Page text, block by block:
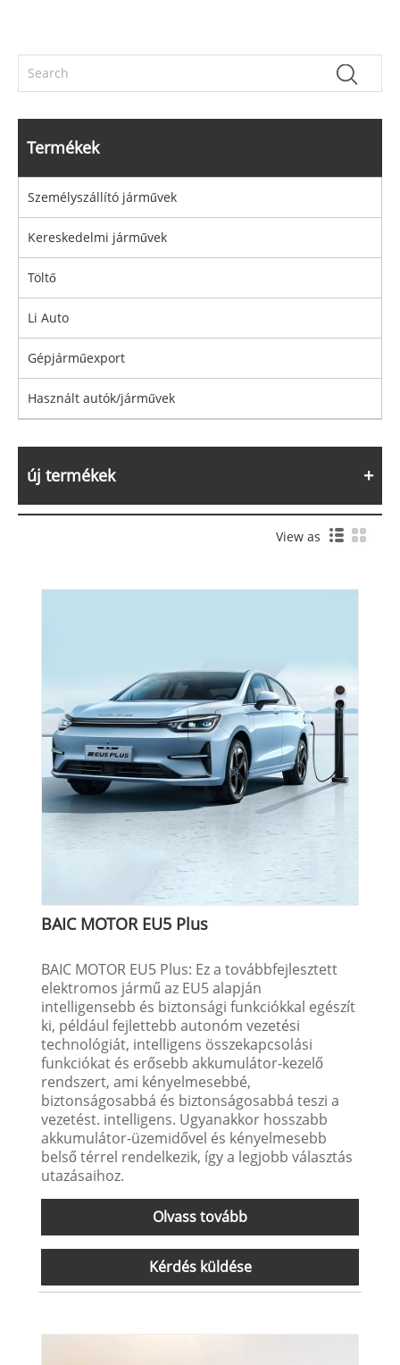
Termékek
Személyszállító járművek
Kereskedelmi járművek
Töltő
Li Auto
Gépjárműexport
Használt autók/járművek
új termékek
View as
BAIC MOTOR EU5 Plus
BAIC MOTOR EU5 Plus: Ez a továbbfejlesztett
elektromos jármű az EU5 alapján
intelligensebb és biztonsági funkciókkal egészít
ki, például fejlettebb autonóm vezetési
technológiát, intelligens összekapcsolási
funkciókat és erősebb akkumulátor-kezelő
rendszert, ami kényelmesebbé,
biztonságosabbá és biztonságosabbá teszi a
vezetést. intelligens. Ugyanakkor hosszabb
akkumulátor-üzemidővel és kényelmesebb
belső térrel rendelkezik, így a legjobb választás
utazásaihoz.
Olvass tovább
Kérdés küldése